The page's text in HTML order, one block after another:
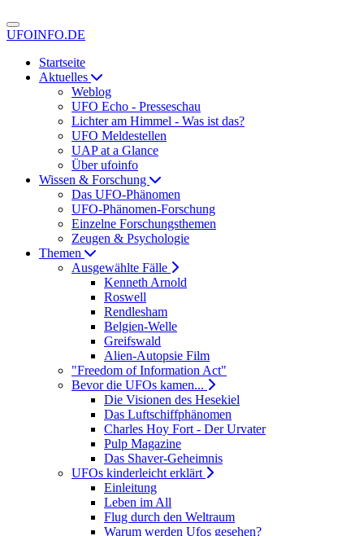
UFOINFO.DE
Startseite
Aktuelles
Weblog
UFO Echo - Presseschau
Lichter am Himmel - Was ist das?
UFO Meldestellen
UAP at a Glance
Über ufoinfo
Wissen & Forschung
Das UFO-Phänomen
UFO-Phänomen-Forschung
Einzelne Forschungsthemen
Zeugen & Psychologie
Themen
Ausgewählte Fälle
Kenneth Arnold
Roswell
Rendlesham
Belgien-Welle
Greifswald
Alien-Autopsie Film
"Freedom of Information Act"
Bevor die UFOs kamen...
Die Visionen des Hesekiel
Das Luftschiffphänomen
Charles Hoy Fort - Der Urvater
Pulp Magazine
Das Shaver-Geheimnis
UFOs kinderleicht erklärt
Einleitung
Leben im All
Flug durch den Weltraum
Warum werden Ufos gesehen?